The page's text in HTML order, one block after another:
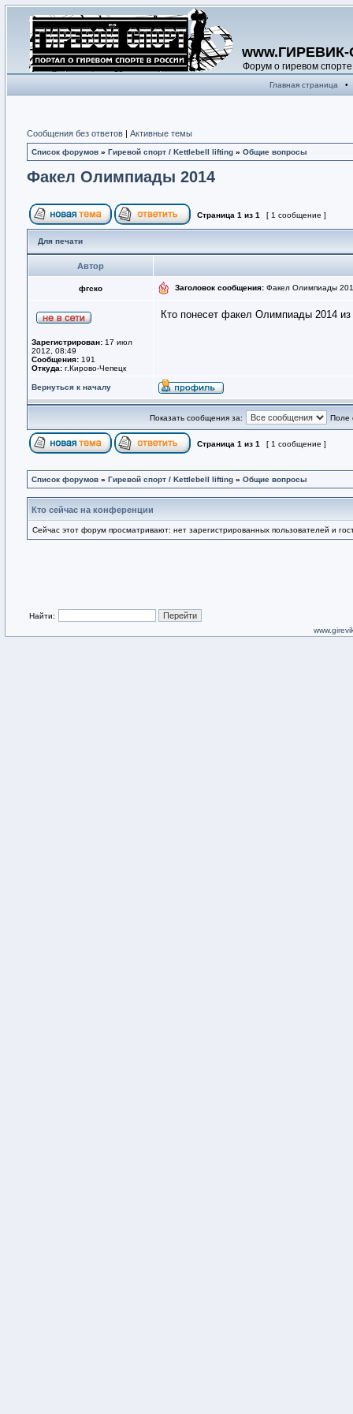
Форум о гиревом спорте
Главная страница •
Сообщения без ответов | Активные темы
Список форумов » Гиревой спорт / Kettlebell lifting » Общие вопросы
Факел Олимпиады 2014
Страница 1 из 1 [ 1 сообщение ]
Для печати
Автор
фгско Заголовок сообщения: Факел Олимпиады
Зарегистрирован: 17 июл
2012, 08:49
Сообщения: 191
Откуда: г.Кирово-Чепецк
Кто понесет факел Олимпиады 2014 из
Вернуться к началу
Показать сообщения за: Поле
Страница 1 из 1 [ 1 сообщение ]
Список форумов » Гиревой спорт / Kettlebell lifting » Общие вопросы
Кто сейчас на конференции
Сейчас этот форум просматривают: нет зарегистрированных пользователей и
Найти: